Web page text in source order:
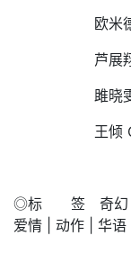
欧米德
芦展翔
雎晓雯
王倾
◎标 签 奇幻 |
爱情 | 动作 | 华语